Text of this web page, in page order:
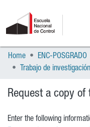
Home ENC-POSGRADO
Trabajo de investigación
Request a copy of
Enter the following